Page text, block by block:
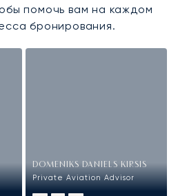
помочь вам на каждом
бронирования.
DOMENIKS DANIELS KIRSIS
Private Aviation Advisor